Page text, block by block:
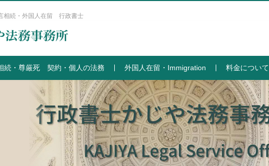
続・外国人在留 行政書士
続・尊厳死 契約・個人の法務 外国人在留・Immigration 料金について